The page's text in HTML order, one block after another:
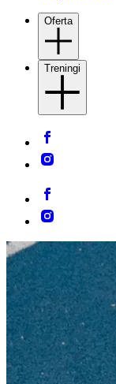
Oferta
Treningi